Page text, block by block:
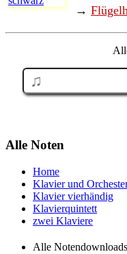
→
Alle Noten
Home
Klavier und
Klavier vierhändig
Klavierquintett
zwei Klaviere
Alle Notendownloads